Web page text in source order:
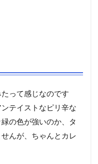
って感じなのです
テイストなピリ辛な
の色が強いのか、タ
んが、ちゃんとカレ